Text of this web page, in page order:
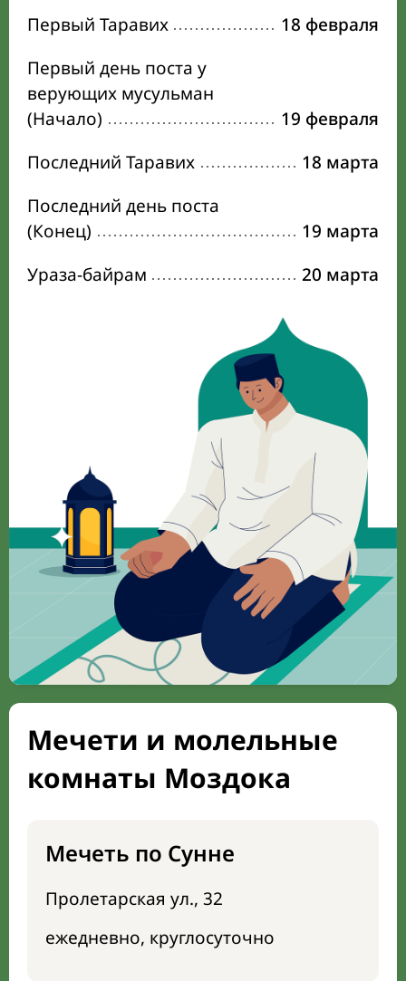
Первый Таравих
18 февраля
Первый день поста у
верующих мусульман
(Начало)
19 февраля
Последний Таравих
18 марта
Последний день поста
(Конец)
19 марта
Ураза-байрам
20 марта
Мечети и молельные
комнаты Моздока
Мечеть по Сунне
Пролетарская ул., 32
ежедневно, круглосуточно